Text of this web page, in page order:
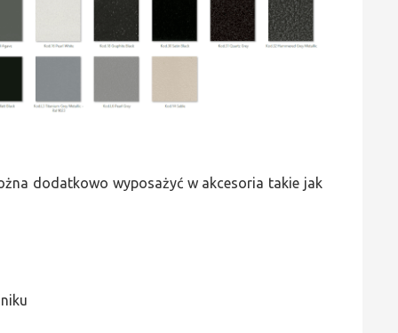
dodatkowo wyposażyć w akcesoria takie jak